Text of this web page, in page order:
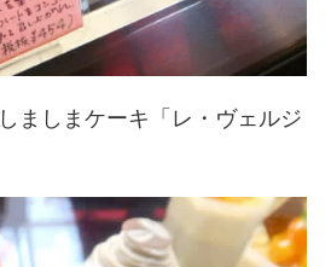
ましまケーキ「レ・ヴェルジ